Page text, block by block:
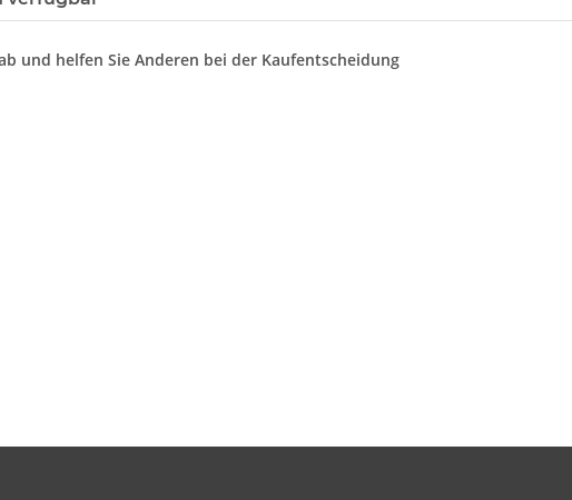
und helfen Sie Anderen bei der Kaufentscheidung